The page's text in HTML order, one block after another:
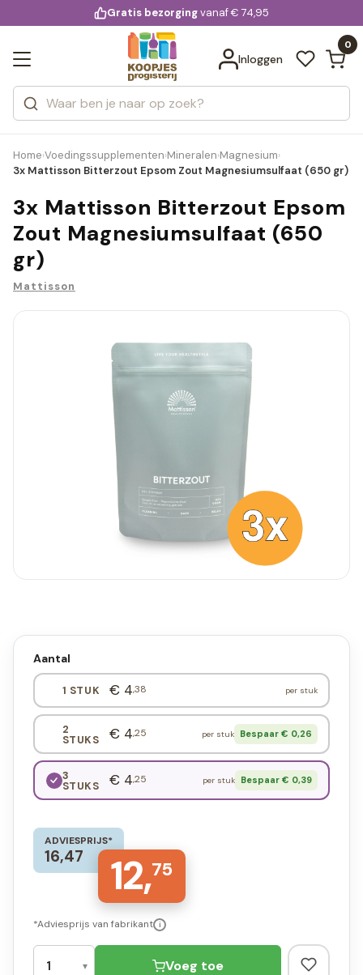
voor 20:00 uur besteld
Gratis bezorgingvanaf € 74,95
Inloggen
0
Zoeken
Categorieën
Merken
Bekijk alle resultaten
Home›Voedingssupplementen›Mineralen›Magnesium›
3x Mattisson Bitterzout Epsom Zout Magnesiumsulfaat (650 gr)
3x Mattisson Bitterzout Epsom
Zout Magnesiumsulfaat (650
gr)
Mattisson
Aantal
1 STUK € 4,38 per stuk
2
STUKS € 4,25 per stuk Bespaar € 0,26
3
STUKS € 4,25 per stuk Bespaar € 0,39
ADVIESPRIJS*
16,47 12,75
*Adviesprijs van fabrikant i
Voeg toe